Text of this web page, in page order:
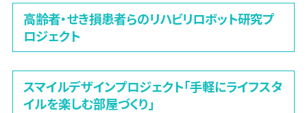
高齢者・せき損患者らのリハビリロボット研究プ
ロジェクト
スマイルデザインプロジェクト「手軽にライフスタ
イルを楽しむ部屋づくり」